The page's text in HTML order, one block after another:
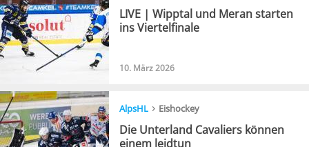
LIVE | Wipptal und Meran starten
ins Viertelfinale
10. März 2026
AlpsHL › Eishockey
Die Unterland Cavaliers können
einem leidtun